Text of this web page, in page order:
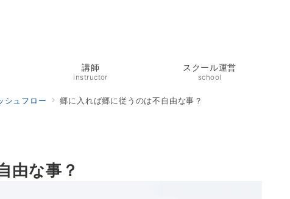
講師
instructor
スクール運営
school
シュフロー 郷に入れば郷に従うのは不自由な事？
由な事？